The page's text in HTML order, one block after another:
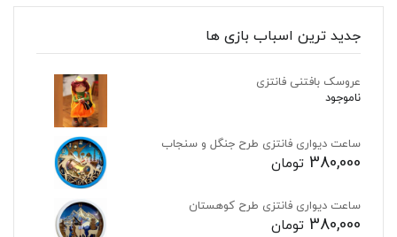
جدید ترین اسباب بازی ها
عروسک بافتنی فانتزی
ناموجود
ساعت دیواری فانتزی طرح جنگل و سنجاب
380,000 تومان
ساعت دیواری فانتزی طرح کوهستان
380,000 تومان